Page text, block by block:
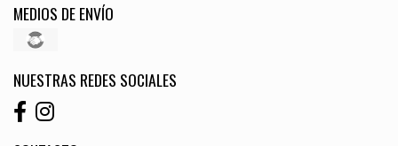
MEDIOS DE ENVÍO
NUESTRAS REDES SOCIALES